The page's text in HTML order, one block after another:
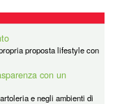
proposta lifestyle con
con un
e negli ambienti di